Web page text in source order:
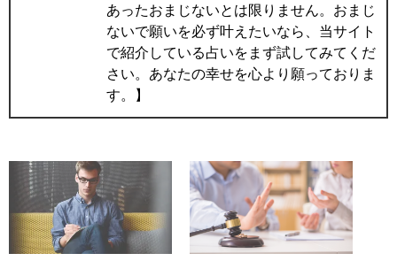
あったおまじないとは限りません。おまじ
ないで願いを必ず叶えたいなら、当サイト
で紹介している占いをまず試してみてくだ
さい。あなたの幸せを心より願っておりま
す。】